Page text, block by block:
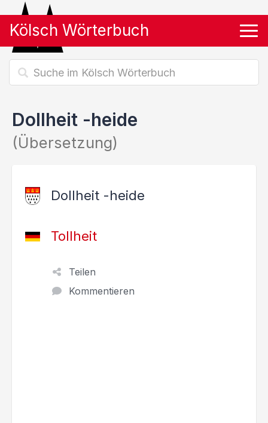
Kölsch Wörterbuch
Dollheit -heide
(Übersetzung)
Dollheit -heide
Tollheit
Teilen
Kommentieren